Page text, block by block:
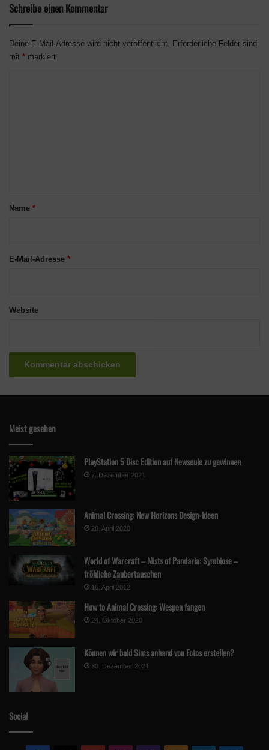
Schreibe einen Kommentar
Deine E-Mail-Adresse wird nicht veröffentlicht. Erforderliche Felder sind
mit * markiert
aName *
E-Mail-Adresse *
Website
Meist gesehen
PlayStation 5 Disc Edition auf Newseule zu gewinnen
7. Dezember 2021
Animal Crossing: New Horizons Design-Ideen
28. April 2020
World of Warcraft – Mists of Pandaria: Symbiose –
fröhliche Zaubertauschen
16. April 2012
How to Animal Crossing: Wespen fangen
24. Oktober 2020
Können wir bald Sims anhand von Fotos erstellen?
30. Dezember 2021
Social